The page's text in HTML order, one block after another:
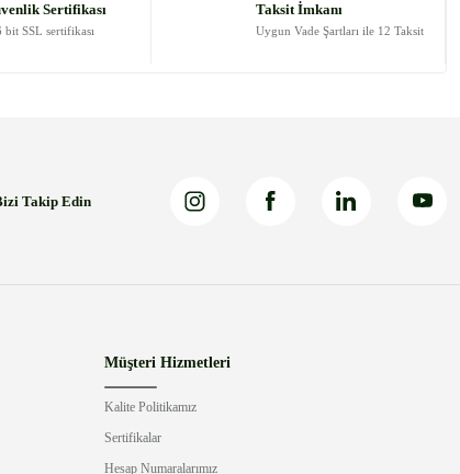
Sertifikası
bit SSL sertifikası
Taksit İmkanı
Uygun Vade Şartları ile 12 Taksit
Takip Edin
Müşteri Hizmetleri
Kalite Politikamız
Sertifikalar
Hesap Numaralarımız